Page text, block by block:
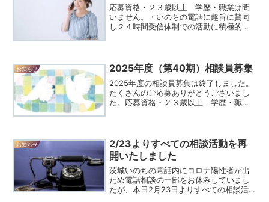
応募資格・２３歳以上 学歴・職業は問
いません。・いのちの電話に趣旨に賛同
し２４時間受信体制での活動に積極的に
回、実習２回）土曜日 宿...
お知らせ 2025年度（第40期）相談員募集
2025年度の相談員募集は終了しました。
たくさんのご応募ありがとうございまし
た。応募資格・２３歳以上 学歴・職業
加できる人 養成講座...
お知らせ
2/23よりすべての相談活動を再
開いたしました
茨城いのちの電話内にコロナ陽性者が出
ため電話相談の一部をお休みしていまし
たが、本日2月23日よりすべての相談活